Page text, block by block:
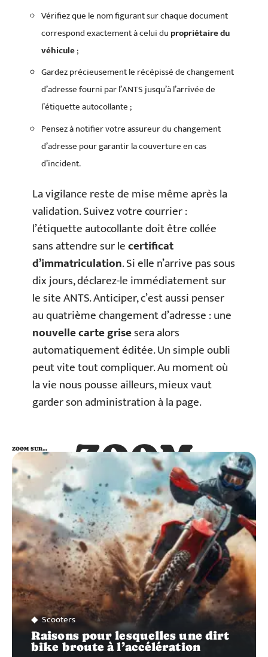
Vérifiez que le nom figurant sur chaque document
correspond exactement à celui dupropriétaire du
véhicule;
Gardez précieusement le récépissé de changement
d’adresse fourni par l’ANTS jusqu’à l’arrivée de
l’étiquette autocollante ;
Pensez à notifier votre assureur du changement
d’adresse pour garantir la couverture en cas
d’incident.
La vigilance reste de mise même après la
validation. Suivez votre courrier :
l’étiquette autocollante doit être collée
sans attendre sur lecertificat
d’immatriculation. Si elle n’arrive pas sous
dix jours, déclarez-le immédiatement sur
le site ANTS. Anticiper, c’est aussi penser
au quatrième changement d’adresse : une
nouvelle carte grisesera alors
automatiquement éditée. Un simple oubli
peut vite tout compliquer. Au moment où
la vie nous pousse ailleurs, mieux vaut
garder son administration à la page.
ZOOM
SUR…
ZOOM SUR…
Scooters
Raisons pour lesquelles une dirt
bike broute à l’accélération